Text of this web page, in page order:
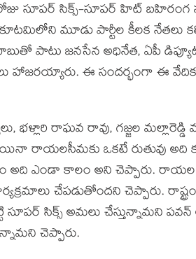
సూపర్ సిక్స్-సూపర్ హిట్ బహిరంగ
కూటమిలోని మూడు పార్టీల కీలక
పాటు జనసేన అధినేత, ఏపీ
హాజరయ్యారు. ఈ సందర్భంగా ఈ
భళ్లారి రాఘవ రావు, గజ్జల
రాయలసీమకు ఒకటే రుతువు అది
అది ఎండా కాలం అని చెప్పారు.
చేపడుతోందని చెప్పారు. రాష్ట్రం
సూపర్ సిక్స్ అమలు చేస్తున్నామని
చెప్పారు.